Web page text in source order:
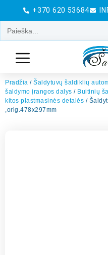
+370 620 53684
Pradžia / Šaldytuvų šaldiklių
šaldymo įrangos dalys / Buitinių
kitos plastmasinės detalės /
,orig.478x297mm